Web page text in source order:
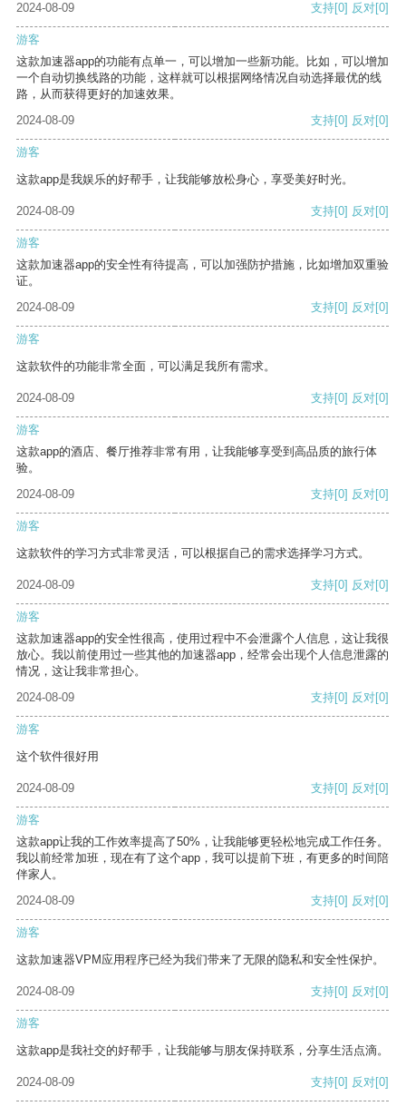
2024-08-09 支持[0] 反对[0]
游客
这款加速器app的功能有点单一，可以增加一些新功能。比如，可以增加
一个自动切换线路的功能，这样就可以根据网络情况自动选择最优的线
路，从而获得更好的加速效果。
2024-08-09
支持[0] 反对[0]
游客
这款app是我娱乐的好帮手，让我能够放松身心，享受美好时光。
2024-08-09 支持[0] 反对[0]
游客
这款加速器app的安全性有待提高，可以加强防护措施，比如增加双重验
证。
2024-08-09
支持[0] 反对[0]
游客
这款软件的功能非常全面，可以满足我所有需求。
2024-08-09 支持[0] 反对[0]
游客
这款app的酒店、餐厅推荐非常有用，让我能够享受到高品质的旅行体
验。
2024-08-09
支持[0] 反对[0]
游客
这款软件的学习方式非常灵活，可以根据自己的需求选择学习方式。
2024-08-09 支持[0] 反对[0]
游客
这款加速器app的安全性很高，使用过程中不会泄露个人信息，这让我很
放心。我以前使用过一些其他的加速器app，经常会出现个人信息泄露的
情况，这让我非常担心。
2024-08-09
支持[0] 反对[0]
游客
这个软件很好用
2024-08-09 支持[0] 反对[0]
游客
这款app让我的工作效率提高了50%，让我能够更轻松地完成工作任务。
我以前经常加班，现在有了这个app，我可以提前下班，有更多的时间陪
伴家人。
2024-08-09
支持[0] 反对[0]
游客
这款加速器VPM应用程序已经为我们带来了无限的隐私和安全性保护。
2024-08-09 支持[0] 反对[0]
游客
这款app是我社交的好帮手，让我能够与朋友保持联系，分享生活点滴。
2024-08-09 支持[0] 反对[0]